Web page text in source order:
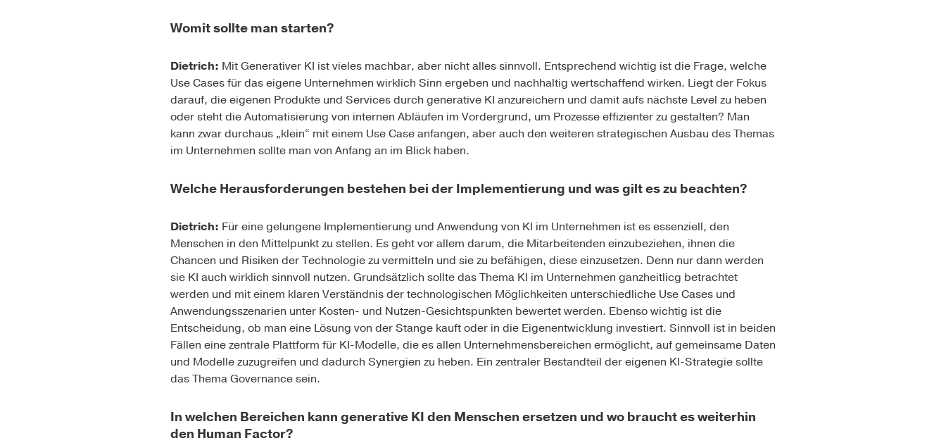
Womit sollte man starten?
Dietrich: Mit Generativer KI ist vieles machbar, aber nicht alles sinnvoll. Entsprechend wichtig ist die Frage, welche
Use Cases für das eigene Unternehmen wirklich Sinn ergeben und nachhaltig wertschaffend wirken. Liegt der Fokus
darauf, die eigenen Produkte und Services durch generative KI anzureichern und damit aufs nächste Level zu heben
oder steht die Automatisierung von internen Abläufen im Vordergrund, um Prozesse effizienter zu gestalten? Man
kann zwar durchaus „klein“ mit einem Use Case anfangen, aber auch den weiteren strategischen Ausbau des Themas
im Unternehmen sollte man von Anfang an im Blick haben.
Welche Herausforderungen bestehen bei der Implementierung und was gilt es zu beachten?
Dietrich: Für eine gelungene Implementierung und Anwendung von KI im Unternehmen ist es essenziell, den
Menschen in den Mittelpunkt zu stellen. Es geht vor allem darum, die Mitarbeitenden einzubeziehen, ihnen die
Chancen und Risiken der Technologie zu vermitteln und sie zu befähigen, diese einzusetzen. Denn nur dann werden
sie KI auch wirklich sinnvoll nutzen. Grundsätzlich sollte das Thema KI im Unternehmen ganzheitlicg betrachtet
werden und mit einem klaren Verständnis der technologischen Möglichkeiten unterschiedliche Use Cases und
Anwendungsszenarien unter Kosten- und Nutzen-Gesichtspunkten bewertet werden. Ebenso wichtig ist die
Entscheidung, ob man eine Lösung von der Stange kauft oder in die Eigenentwicklung investiert. Sinnvoll ist in beiden
Fällen eine zentrale Plattform für KI-Modelle, die es allen Unternehmensbereichen ermöglicht, auf gemeinsame Daten
und Modelle zuzugreifen und dadurch Synergien zu heben. Ein zentraler Bestandteil der eigenen KI-Strategie sollte
das Thema Governance sein.
In welchen Bereichen kann generative KI den Menschen ersetzen und wo braucht es weiterhin
den Human Factor?